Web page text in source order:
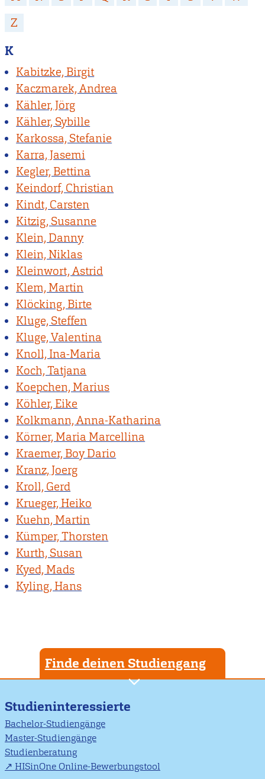
Z
K
Kabitzke, Birgit
Kaczmarek, Andrea
Kähler, Jörg
Kähler, Sybille
Karkossa, Stefanie
Karra, Jasemi
Kegler, Bettina
Keindorf, Christian
Kindt, Carsten
Kitzig, Susanne
Klein, Danny
Klein, Niklas
Kleinwort, Astrid
Klem, Martin
Klöcking, Birte
Kluge, Steffen
Kluge, Valentina
Knoll, Ina-Maria
Koch, Tatjana
Koepchen, Marius
Köhler, Eike
Kolkmann, Anna-Katharina
Körner, Maria Marcellina
Kraemer, Boy Dario
Kranz, Joerg
Kroll, Gerd
Krueger, Heiko
Kuehn, Martin
Kümper, Thorsten
Kurth, Susan
Kyed, Mads
Kyling, Hans
Finde deinen Studiengang
Studieninteressierte
Bachelor-Studiengänge
Master-Studiengänge
Studienberatung
HISinOne Online-Bewerbungstool